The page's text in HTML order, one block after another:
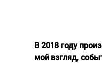
В 2018 году
мой взгляд,